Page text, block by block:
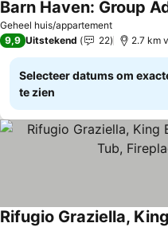
Geheel huis/appartement
9,9 Uitstekend 22 2.7 km
Selecteer datums om
te zien